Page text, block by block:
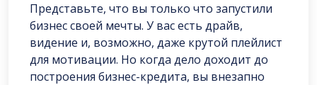
Представьте, что вы только что запустили
бизнес своей мечты. У вас есть драйв,
видение и, возможно, даже крутой плейлист
для мотивации. Но когда дело доходит до
построения бизнес-кредита, вы внезапно